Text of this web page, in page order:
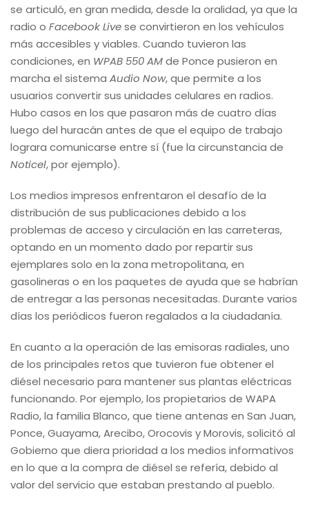
se articuló, en gran medida, desde la oralidad, ya que la
radio o Facebook Livese convirtieron en los vehículos
más accesibles y viables. Cuando tuvieron las
condiciones, en WPAB 550 AMde Ponce pusieron en
marcha el sistema Audio Now, que permite a los
usuarios convertir sus unidades celulares en radios.
Hubo casos en los que pasaron más de cuatro días
luego del huracán antes de que el equipo de trabajo
lograra comunicarse entre sí (fue la circunstancia de
Noticel, por ejemplo).
Los medios impresos enfrentaron el desafío de la
distribución de sus publicaciones debido a los
problemas de acceso y circulación en las carreteras,
optando en un momento dado por repartir sus
ejemplares solo en la zona metropolitana, en
gasolineras o en los paquetes de ayuda que se habrían
de entregar a las personas necesitadas. Durante varios
días los periódicos fueron regalados a la ciudadanía.
En cuanto a la operación de las emisoras radiales, uno
de los principales retos que tuvieron fue obtener el
diésel necesario para mantener sus plantas eléctricas
funcionando. Por ejemplo, los propietarios de WAPA
Radio, la familia Blanco, que tiene antenas en San Juan,
Ponce, Guayama, Arecibo, Orocovis y Morovis, solicitó al
Gobierno que diera prioridad a los medios informativos
en lo que a la compra de diésel se refería, debido al
valor del servicio que estaban prestando al pueblo.